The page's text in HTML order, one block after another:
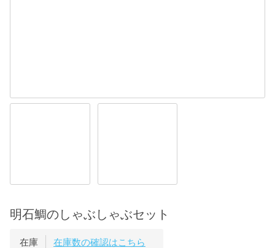
明石鯛のしゃぶしゃぶセット
在庫 在庫数の確認はこちら